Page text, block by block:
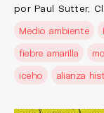
por Paul Sutter,
Medio ambiente
fiebre amarilla
iceho
alianza